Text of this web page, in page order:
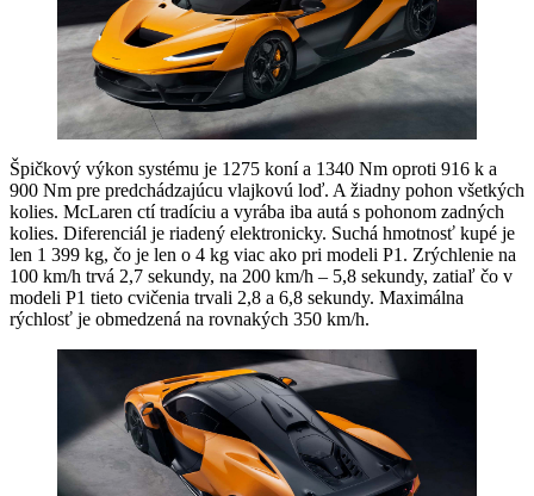
Špičkový výkon systému je 1275 koní a 1340 Nm oproti 916 k a
900 Nm pre predchádzajúcu vlajkovú loď. A žiadny pohon všetkých
kolies. McLaren ctí tradíciu a vyrába iba autá s pohonom zadných
kolies. Diferenciál je riadený elektronicky. Suchá hmotnosť kupé je
len 1 399 kg, čo je len o 4 kg viac ako pri modeli P1. Zrýchlenie na
100 km/h trvá 2,7 sekundy, na 200 km/h – 5,8 sekundy, zatiaľ čo v
modeli P1 tieto cvičenia trvali 2,8 a 6,8 sekundy. Maximálna
rýchlosť je obmedzená na rovnakých 350 km/h.